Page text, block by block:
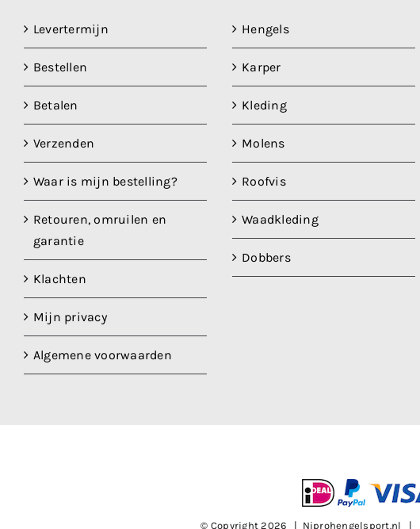
Levertermijn
Bestellen
Betalen
Verzenden
Waar is mijn bestelling?
Retouren, omruilen en
garantie
Klachten
Mijn privacy
Algemene voorwaarden
Hengels
Karper
Kleding
Molens
Roofvis
Waadkleding
Dobbers
© Copyright2026 | Niprohengelsport.nl |